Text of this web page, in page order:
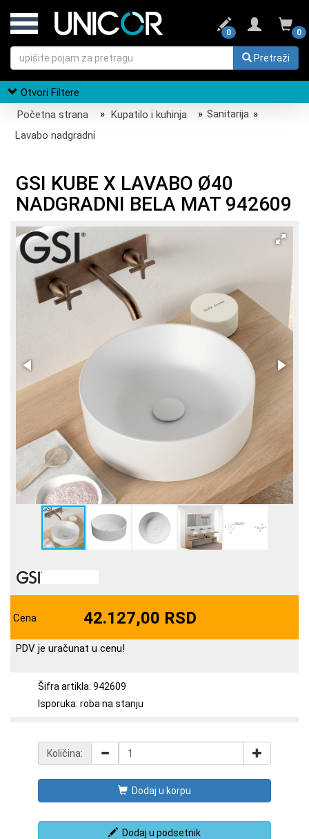
0
0
Pretraži
Otvori Filtere
Početna strana
» Kupatilo i kuhinja » Sanitarija »
Lavabo nadgradni
GSI KUBE X LAVABO Ø40
NADGRADNI BELA MAT 942609
Cena 42.127,00 RSD
PDV je uračunat u cenu!
Šifra artikla: 942609
Isporuka: roba na stanju
Količina:
Dodaj u korpu
Dodaj u podsetnik